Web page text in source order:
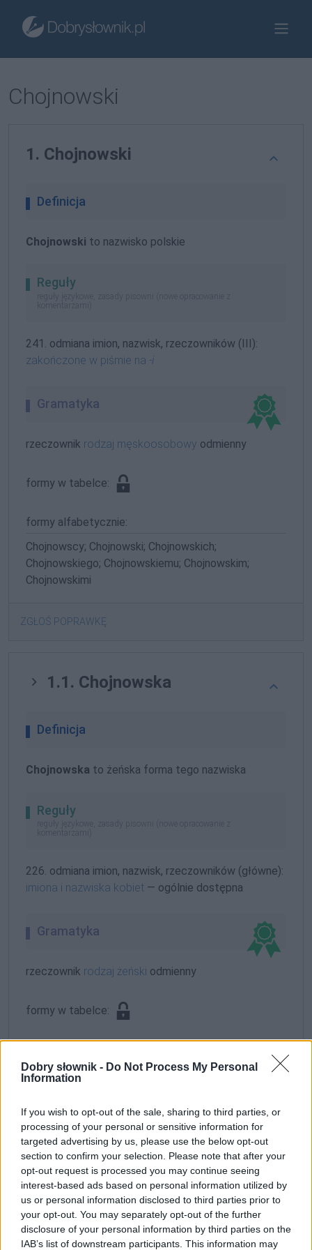
Dobry słownik - Do Not Process My Personal
Information
If you wish to opt-out of the sale, sharing to third parties, or
processing of your personal or sensitive information for
targeted advertising by us, please use the below opt-out
section to confirm your selection. Please note that after your
opt-out request is processed you may continue seeing
interest-based ads based on personal information utilized by
us or personal information disclosed to third parties prior to
your opt-out. You may separately opt-out of the further
disclosure of your personal information by third parties on the
IAB’s list of downstream participants. This information may
Chojnowski
1. Chojnowski
Definicja
Chojnowski to nazwisko polskie
Reguły
reguły językowe, zasady pisowni (nowe opracowanie z
komentarzami)
241. odmiana imion, nazwisk, rzeczowników (III):
zakończone w piśmie na -i
Gramatyka
rzeczownik rodzaj męskoosobowy odmienny
formy w tabelce:
formy alfabetycznie:
Chojnowscy; Chojnowski; Chojnowskich;
Chojnowskiego; Chojnowskiemu; Chojnowskim;
Chojnowskimi
ZGŁOŚ POPRAWKĘ
1.1. Chojnowska
Definicja
Chojnowska to żeńska forma tego nazwiska
Reguły
reguły językowe, zasady pisowni (nowe opracowanie z
komentarzami)
226. odmiana imion, nazwisk, rzeczowników (główne):
imiona i nazwiska kobiet — ogólnie dostępna
Gramatyka
rzeczownik rodzaj żeński odmienny
formy w tabelce:
Chojnowska; Chojnowską; Chojnowskich; Chojnowskie;
ZGŁOŚ POPRAWKĘ